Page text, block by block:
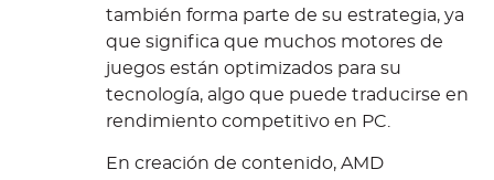
también forma parte de su estrategia, ya
que significa que muchos motores de
juegos están optimizados para su
tecnología, algo que puede traducirse en
rendimiento competitivo en PC.
En creación de contenido, AMD